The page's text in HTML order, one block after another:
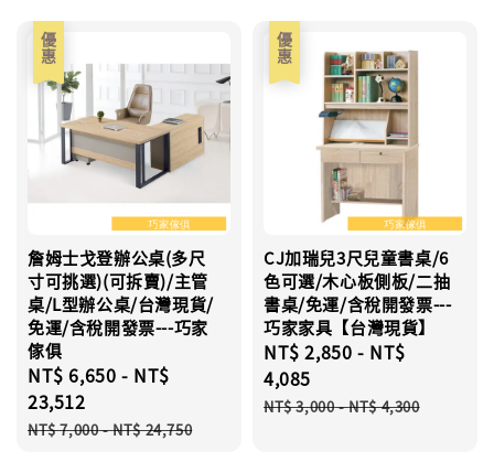
優惠
詹姆士戈登辦公桌(多尺
寸可挑選)(可拆賣)/主管
桌/L型辦公桌/台灣現貨/
免運/含稅開發票---巧家
傢俱
Sale
price
NT$ 6,650 - NT$
23,512
Regular
NT$ 7,000-NT$ 24,750
優惠
CJ加瑞兒3尺兒童書桌/6
色可選/木心板側板/二抽
書桌/免運/含稅開發票---
巧家家具【台灣現貨】
Sale
price
NT$ 2,850 - NT$
4,085
Regular
NT$ 3,000-NT$ 4,300